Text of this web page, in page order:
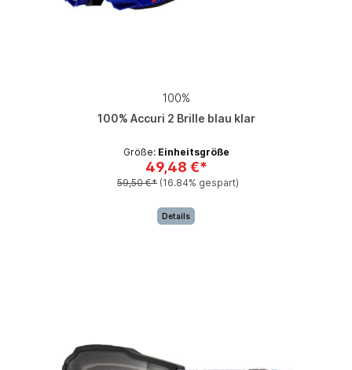
100%
100% Accuri 2 Brille blau klar
Größe: Einheitsgröße
49,48 €*
59,50 €* (16.84% gespart)
Details